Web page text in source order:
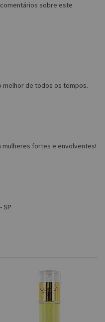
comentários sobre este
melhor de todos os tempos.
mulheres fortes e envolventes!
SP